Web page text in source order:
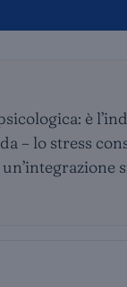
è
– lo stress